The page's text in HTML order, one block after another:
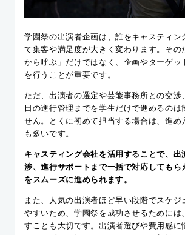
学園祭の出演者企画は、誰をキャスティン
て集客や満足度が大きく変わります。その
から呼ぶ」だけではなく、企画やターゲッ
を行うことが重要です。
ただ、出演者の選定や芸能事務所との交渉
日の進行管理までを学生だけで進めるのは
せん。とくに初めて担当する場合は、進め
も多いです。
キャスティング会社を活用することで、出
渉、進行サポートまで一括で対応してもら
をスムーズに進められます。
また、人気の出演者ほど早い段階でスケジ
やすいため、学園祭を成功させるためには
すことも大切です。出演者選びや費用感に